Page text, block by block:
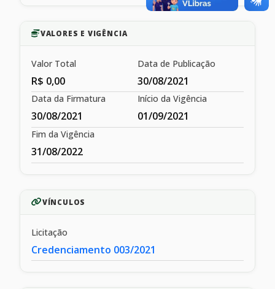
VALORES E VIGÊNCIA
Valor Total
R$ 0,00
Data de Publicação
30/08/2021
Data da Firmatura
30/08/2021
Início da Vigência
01/09/2021
Fim da Vigência
31/08/2022
VÍNCULOS
Licitação
Credenciamento 003/2021